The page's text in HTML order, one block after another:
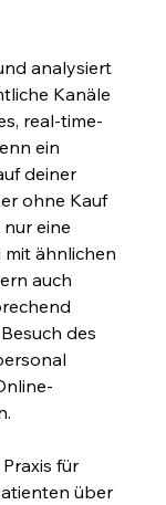
analysiert
Kanäle
real-time-
ein
deiner
ohne Kauf
eine
ähnlichen
auch
des
für
über